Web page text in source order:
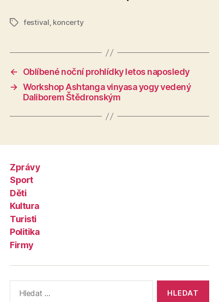
Štítkyfestival, koncerty
←
Oblíbené noční prohlídky letos naposledy
→ Workshop Ashtanga vinyasa yogy vedený
Daliborem Štědronským
Zprávy
Sport
Děti
Kultura
Turisti
Politika
Firmy
vyhledávání: